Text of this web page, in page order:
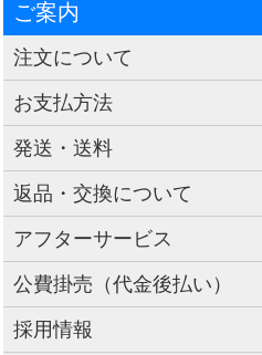
ご案内
注文について
お支払方法
発送・送料
返品・交換について
アフターサービス
公費掛売（代金後払い）
採用情報